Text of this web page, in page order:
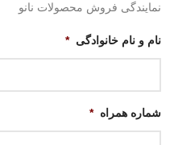
نمایندگی فروش محصولات نانو
نام و نام خانوادگی *
شماره همراه *